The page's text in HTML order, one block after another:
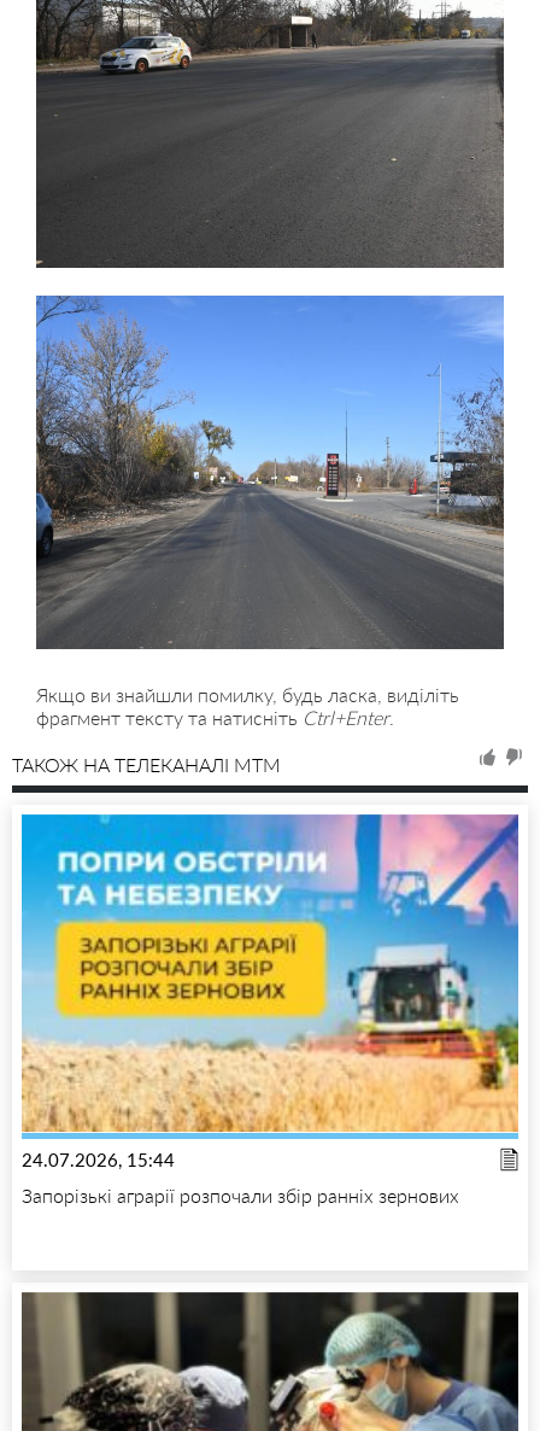
Якщо ви знайшли помилку, будь ласка, виділіть
фрагмент тексту та натисніть Ctrl+Enter.
ТАКОЖ НА ТЕЛЕКАНАЛІ MTM
24.07.2026, 15:44
Запорізькі аграрії розпочали збір ранніх зернових